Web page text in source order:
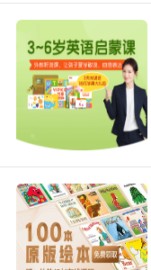
begin → began
去式与原形完
have → had 通
这些不规则动词
否定句和疑问句
的构成与现在时
词“did”加“not”
提前。例如：
yesterday. 否
yesterday. 疑
yesterday? 需